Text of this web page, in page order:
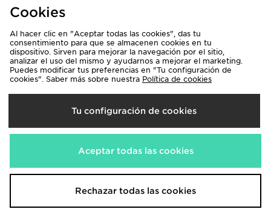
del grupo JD - Whistleblowing
Selecciona País
España
Aceptamos las siguientes formas de pago
Visita nuestra página corporativa enwww.jdplc.com
Cookies
Al hacer clic en "Aceptar todas las cookies", das tu
consentimiento para que se almacenen cookies en tu
dispositivo. Sirven para mejorar la navegación por el sitio,
analizar el uso del mismo y ayudarnos a mejorar el marketing.
Puedes modificar tus preferencias en "Tu configuración de
cookies". Saber más sobre nuestra Política de cookies
Tu configuración de cookies
Aceptar todas las cookies
Rechazar todas las cookies